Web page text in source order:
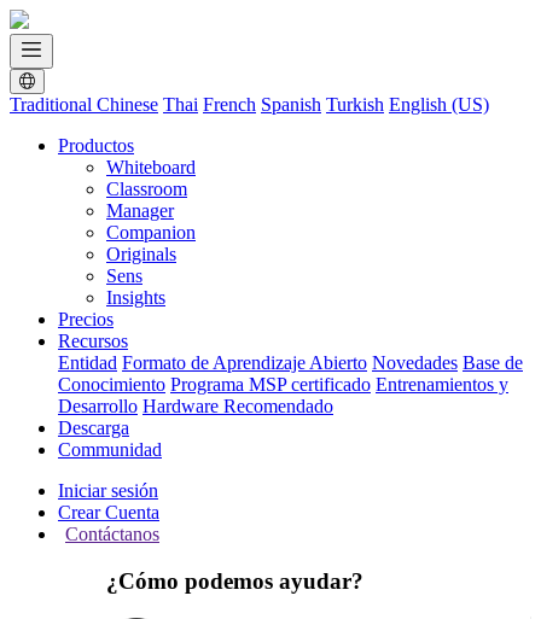
Traditional Chinese Thai French Spanish Turkish English (US)
Productos
Whiteboard
Classroom
Manager
Companion
Originals
Sens
Insights
Precios
Recursos
Entidad Formato de Aprendizaje Abierto Novedades Base de
Conocimiento Programa MSP certificado Entrenamientos y
Desarrollo Hardware Recomendado
Descarga
Communidad
Iniciar sesión
Crear Cuenta
Contáctanos
¿Cómo podemos ayudar?